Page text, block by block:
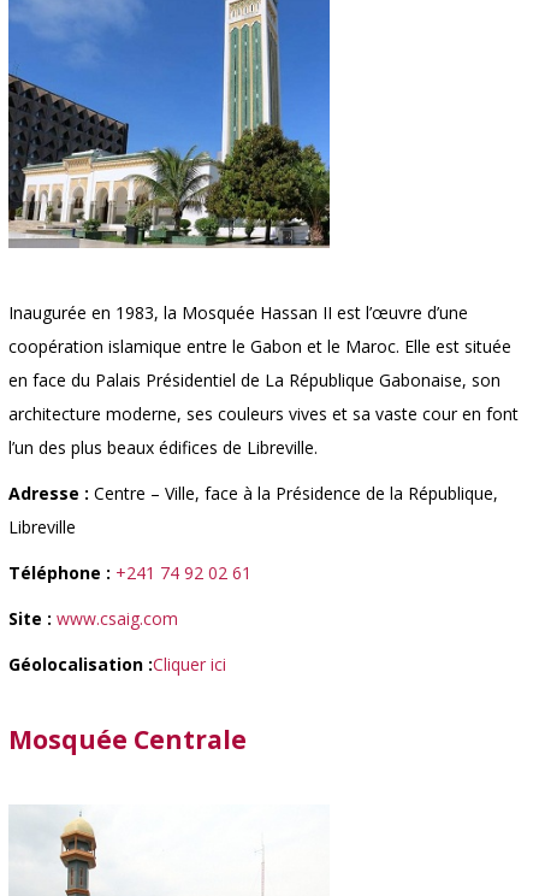
Inaugurée en 1983, la Mosquée Hassan II est l’œuvre d’une
coopération islamique entre le Gabon et le Maroc. Elle est située
en face du Palais Présidentiel de La République Gabonaise, son
architecture moderne, ses couleurs vives et sa vaste cour en font
l’un des plus beaux édifices de Libreville.
Adresse : Centre – Ville, face à la Présidence de la République,
Libreville
Téléphone : +241 74 92 02 61
Site : www.csaig.com
Géolocalisation :Cliquer ici
Mosquée Centrale